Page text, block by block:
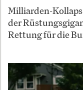
Milliarden-
der
Rettung für die